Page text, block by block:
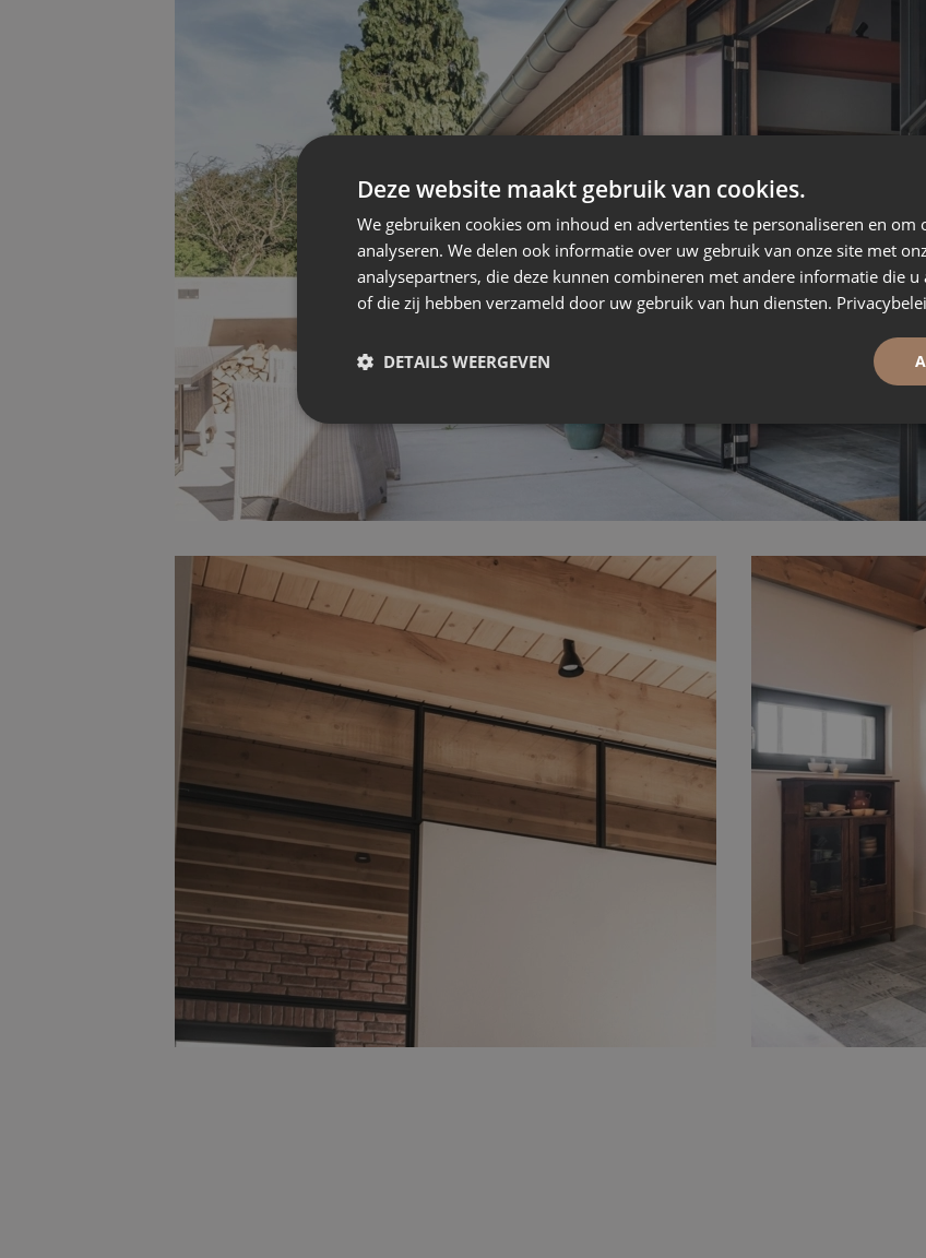
Deze website maakt gebruik van cookies.
We gebruiken cookies om inhoud en advertenties te personaliseren en om
analyseren. We delen ook informatie over uw gebruik van onze site met
analysepartners, die deze kunnen combineren met andere informatie die
of die zij hebben verzameld door uw gebruik van hun diensten.
DETAILS WEERGEVEN